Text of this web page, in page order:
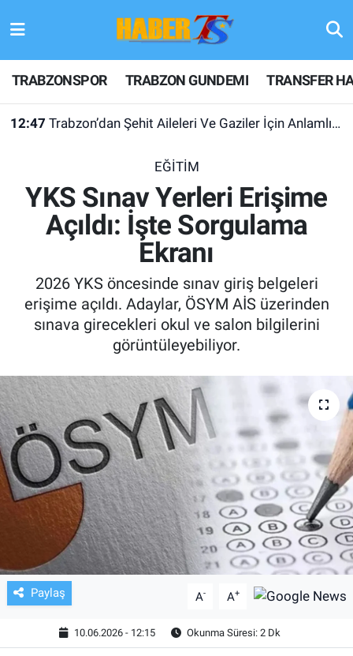
TRABZONSPOR TRABZON GUNDEMI TRANSFER
12:47 Trabzon’dan Şehit Aileleri Ve Gaziler İçin Anlamlı Çağrı
EĞİTİM
YKS Sınav Yerleri Erişime
Açıldı: İşte Sorgulama
Ekranı
2026 YKS öncesinde sınav giriş belgeleri
erişime açıldı. Adaylar, ÖSYM AİS üzerinden
sınava girecekleri okul ve salon bilgilerini
görüntüleyebiliyor.
Paylaş A- A+
10.06.2026 - 12:15 Okunma Süresi: 2 Dk
TRABZONSPOR
TRABZON GUNDEMI
KULİS MEYDANI
1461 TRABZON
FUTBOL
ALT LIGLER
TV VE SİNEMA
BASKETBOL
SAĞLIK
GENEL
KÜLTÜR SANAT
ASAYİŞ
EKONOMİ
Hava Durumu
Trafik Durumu
Son Dakika Haberleri